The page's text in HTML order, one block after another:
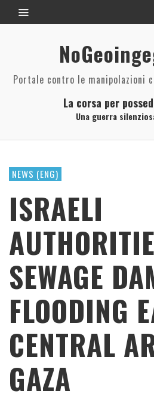
Portale contro le manipolazioni
La corsa per
Una guerra
NEWS (ENG)
ISRAELI
SEWAGE
FLOODING
CENTRAL
GAZA